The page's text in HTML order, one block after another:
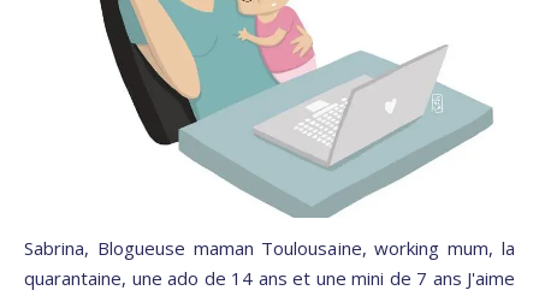
Sabrina, Blogueuse maman Toulousaine, working mum, la
quarantaine, une ado de 14 ans et une mini de 7 ans J'aime